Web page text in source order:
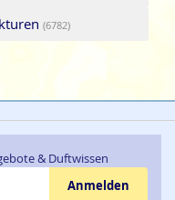
(6782)
& Duftwissen
Anmelden